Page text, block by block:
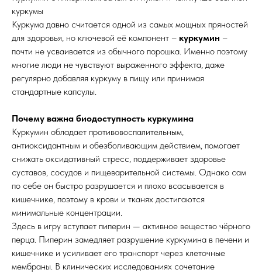
куркумы
Куркума давно считается одной из самых мощных пряностей
для здоровья, но ключевой её компонент – куркумин –
почти не усваивается из обычного порошка. Именно поэтому
многие люди не чувствуют выраженного эффекта, даже
регулярно добавляя куркуму в пищу или принимая
стандартные капсулы.
Почему важна биодоступность куркумина
Куркумин обладает противовоспалительным,
антиоксидантным и обезболивающим действием, помогает
снижать оксидативный стресс, поддерживает здоровье
суставов, сосудов и пищеварительной системы. Однако сам
по себе он быстро разрушается и плохо всасывается в
кишечнике, поэтому в крови и тканях достигаются
минимальные концентрации.
Здесь в игру вступает пиперин — активное вещество чёрного
перца. Пиперин замедляет разрушение куркумина в печени и
кишечнике и усиливает его транспорт через клеточные
мембраны. В клинических исследованиях сочетание